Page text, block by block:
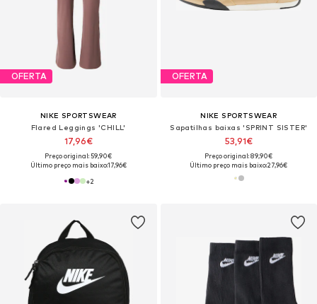
OFERTA
NIKE SPORTSWEAR
Flared Leggings 'CHILL'
17,96€
Preço original: 59,90€
Último preço mais baixo:17,96€
+2
OFERTA
NIKE SPORTSWEAR
Sapatilhas baixas 'SPRINT SISTER'
53,91€
Preço original: 89,90€
Último preço mais baixo:27,96€